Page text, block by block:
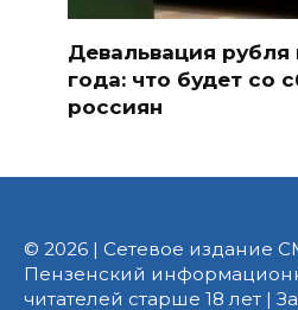
Девальвация рубля
года: что будет со
россиян
© 2026 | Сетевое издание
Пензенский
читателей старше 18 лет |